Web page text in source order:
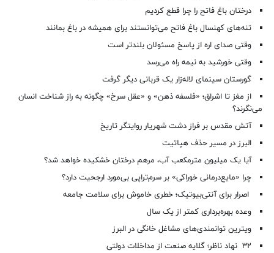
درختان باغ فاتح را چرا قطع کردیم
تنه‌های کهنسال باغ فاتح می‌توانستند برای همیشه در باغ بمانند
وقتی صدای اره از پاسخ مسئولان بلندتر است
وقتی خورشید به نیمه راه می‌رسد
گورستان سینمای لاله‌زار یک قربانی دیگر گرفت
از مغز تا اشراق؛ «فلسفه ذهن» و «عقل سرخ» چگونه به راز شناخت انسان
می‌نگرند؟
آتش مقدس بر فراز دشت شهریار روایتگر تاریخ
البرز در مسیر حذف هپاتیت
آیا یک میلیون مترمکعب آب، مرهم درختان خشکیده خواهد شد؟
چرا «مایع‌درمانی خوراکی» بر سرم‌تراپی بی‌مورد ارجحیت دارد؟
اصرار برای آنتی‌بیوتیک؛ خطری خاموش برای سلامت جامعه
وعده بهره‌برداری کمتر از یک سال
ویترین توانمندی‌های مشاغل خانگی در البرز
۳۲ نهاد ناظر؛ گلایه صنعت از مداخلات دولتی